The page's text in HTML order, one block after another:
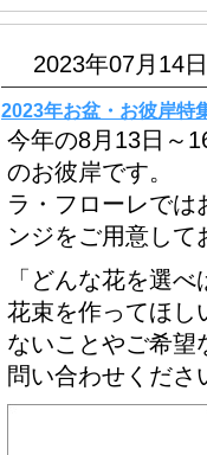
2023年07月14
2023年お盆・お彼岸特
今年の8月13日～
のお彼岸です。
ラ・フローレでは
ンジをご用意して
「どんな花を選
花束を作ってほし
ないことやご希望
問い合わせくださ